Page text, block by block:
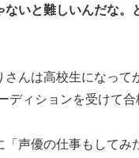
いと難しいんだな。
んは高校生になって
ディションを受けて合
「声優の仕事もしてみ